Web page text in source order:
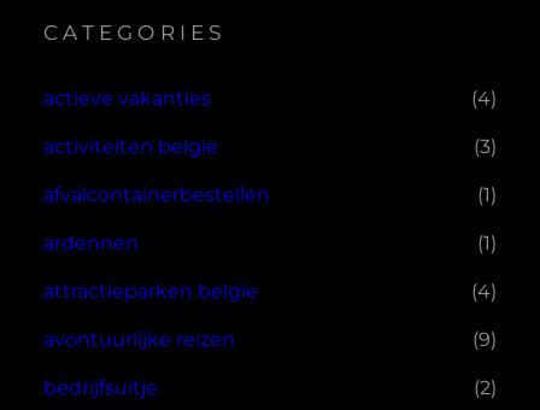
CATEGORIES
actieve vakanties (4)
activiteiten belgie (3)
afvalcontainerbestellen (1)
ardennen (1)
attractieparken belgie (4)
avontuurlijke reizen (9)
bedrijfsuitje (2)